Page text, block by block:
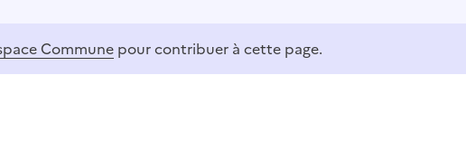
Commune pour contribuer à cette page.